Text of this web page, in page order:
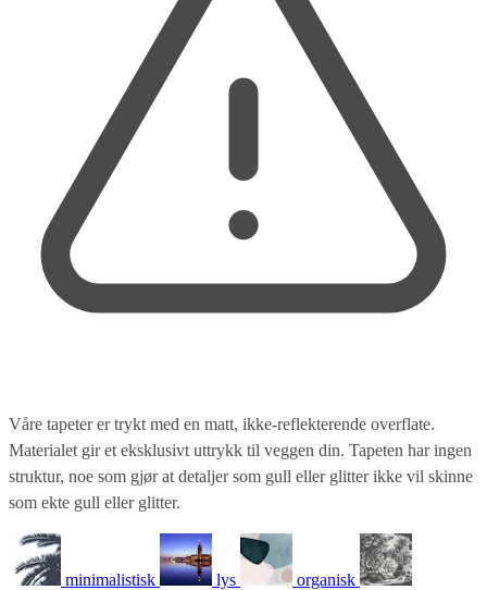
Våre tapeter er trykt med en matt, ikke-reflekterende overflate.
Materialet gir et eksklusivt uttrykk til veggen din. Tapeten har ingen
struktur, noe som gjør at detaljer som gull eller glitter ikke vil skinne
som ekte gull eller glitter.
minimalistisk lys organisk